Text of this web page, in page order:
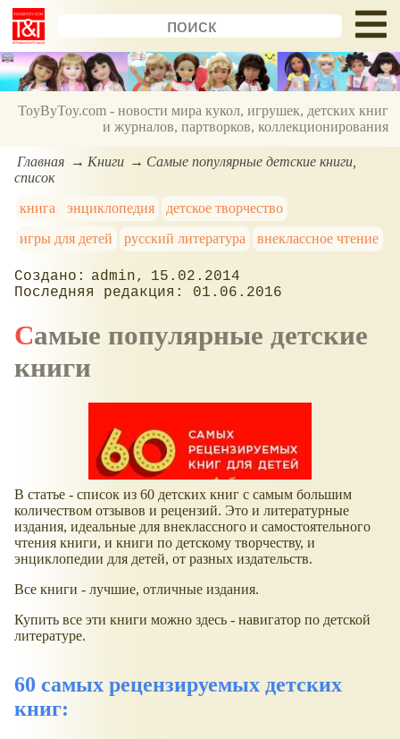
ToyByToy.com - новости мира кукол, игрушек, детских книг
и журналов, партворков, коллекционирования
Главная Книги
Самые популярные детские книги,
список
книга
энциклопедия
детское творчество
игры для детей
русский литература внеклассное чтение
admin
15.02.2014
01.06.2016
Самые популярные детские
книги
В статье - список из 60 детских книг с самым большим
количеством отзывов и рецензий. Это и литературные
издания, идеальные для внеклассного и самостоятельного
чтения книги, и книги по детскому творчеству, и
энциклопедии для детей, от разных издательств.
Все книги - лучшие, отличные издания.
Купить все эти книги можно здесь - навигатор по детской
литературе.
60 самых рецензируемых детских
книг: